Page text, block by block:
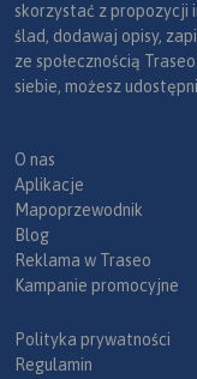
skorzystać z propozycji
ślad, dodawaj opisy,
ze społecznością
siebie, możesz
O nas
Aplikacje
Mapoprzewodnik
Blog
Reklama w Traseo
Kampanie promocyjne
Polityka prywatności
Regulamin